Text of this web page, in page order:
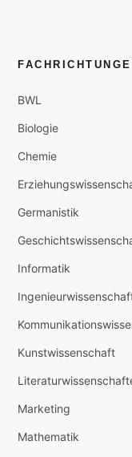
BWL
Biologie
Chemie
Germanistik
Informatik
Kunstwissenschaft
Marketing
Mathematik